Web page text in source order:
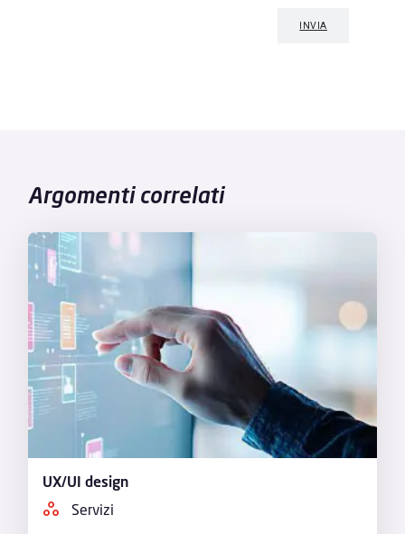
Argomenti correlati
UX/UI design
Servizi